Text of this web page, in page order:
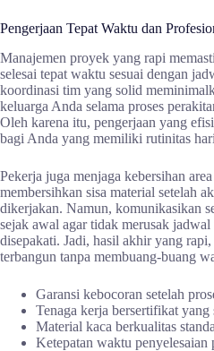
Pengerjaan Tepat Waktu dan
Manajemen proyek yang rapi
selesai tepat waktu sesuai dengan
koordinasi tim yang solid
keluarga Anda selama proses
Oleh karena itu, pengerjaan yang
bagi Anda yang memiliki rutinitas
Pekerja juga menjaga kebersihan
membersihkan sisa material setelah
dikerjakan. Namun, komunikasikan
sejak awal agar tidak merusak
disepakati. Jadi, hasil akhir yang
terbangun tanpa membuang-buang
Garansi kebocoran setelah
Tenaga kerja bersertifikat yang
Material kaca berkualitas
Ketepatan waktu penyelesaian